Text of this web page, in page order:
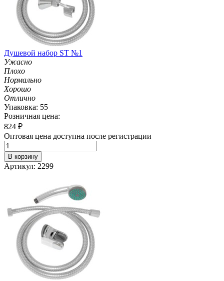
Душевой набор ST №1
Ужасно
Плохо
Нормально
Хорошо
Отлично
Упаковка: 55
Розничная цена:
824 ₽
Оптовая цена доступна после регистрации
В корзину
Артикул: 2299